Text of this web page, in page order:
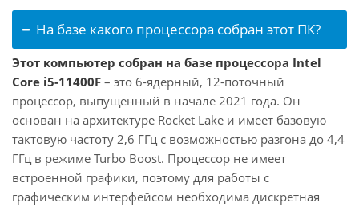
На базе какого процессора собран этот ПК?
Этот компьютер собран на базе процессора Intel
Core i5-11400F – это 6-ядерный, 12-поточный
процессор, выпущенный в начале 2021 года. Он
основан на архитектуре Rocket Lake и имеет базовую
тактовую частоту 2,6 ГГц с возможностью разгона до 4,4
ГГц в режиме Turbo Boost. Процессор не имеет
встроенной графики, поэтому для работы с
графическим интерфейсом необходима дискретная